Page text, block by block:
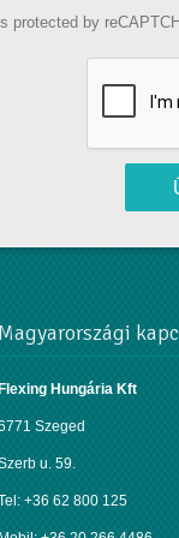
protected by
- hu
, nulla vitae
urna diam
Quisque vitae
Magyarországi
Flexing Hungária Kft
Szeged
u. 59.
+36 62 800 125